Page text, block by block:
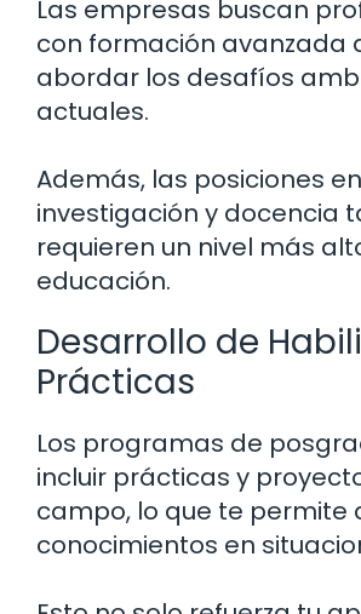
Las empresas buscan
con formación avanzada
abordar los desafíos
actuales.
Además, las posiciones en
investigación y docencia
requieren un nivel más
educación.
Desarrollo de
Prácticas
Los programas de
incluir prácticas y
campo, lo que te permite
conocimientos en